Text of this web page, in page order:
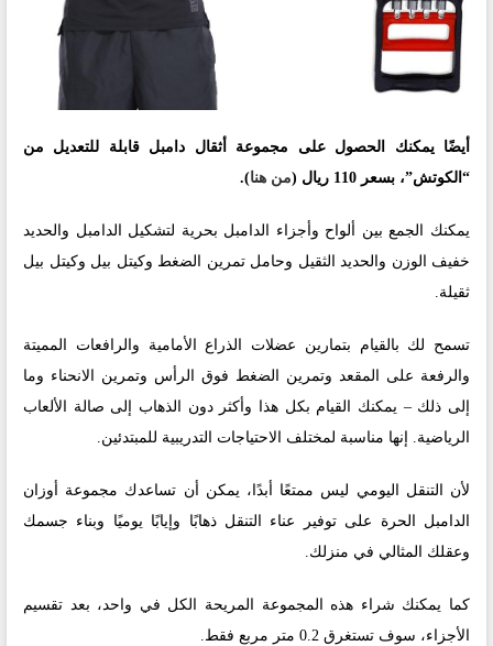
أيضًا يمكنك الحصول على مجموعة أثقال دامبل قابلة للتعديل من
“الكوتش”، بسعر 110 ريال (
من هنا).
يمكنك الجمع بين ألواح وأجزاء الدامبل بحرية لتشكيل الدامبل والحديد
خفيف الوزن والحديد الثقيل وحامل تمرين الضغط وكيتل بيل وكيتل بيل
ثقيلة.
تسمح لك بالقيام بتمارين عضلات الذراع الأمامية والرافعات المميتة
والرفعة على المقعد وتمرين الضغط فوق الرأس وتمرين الانحناء وما
إلى ذلك – يمكنك القيام بكل هذا وأكثر دون الذهاب إلى صالة الألعاب
الرياضية. إنها مناسبة لمختلف الاحتياجات التدريبية للمبتدئين.
لأن التنقل اليومي ليس ممتعًا أبدًا، يمكن أن تساعدك مجموعة أوزان
الدامبل الحرة على توفير عناء التنقل ذهابًا وإيابًا يوميًا وبناء جسمك
وعقلك المثالي في منزلك.
كما يمكنك شراء هذه المجموعة المريحة الكل في واحد، بعد تقسيم
الأجزاء، سوف تستغرق 0.2 متر مربع فقط.